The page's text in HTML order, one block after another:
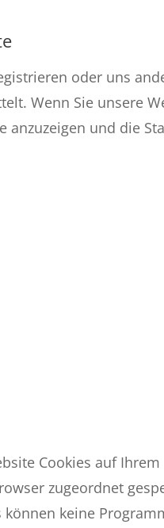
oder uns
Wenn Sie unsere
und die
Cookies auf
zugeordnet
keine